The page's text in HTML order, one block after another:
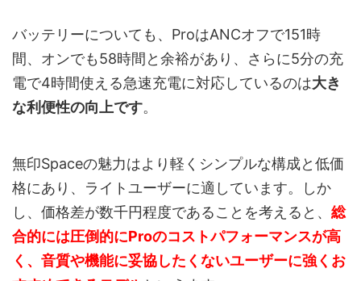
バッテリーについても、ProはANCオフで151時
間、オンでも58時間と余裕があり、さらに5分の充
電で4時間使える急速充電に対応しているのは大き
な利便性の向上です。
無印Spaceの魅力はより軽くシンプルな構成と低価
格にあり、ライトユーザーに適しています。しか
し、価格差が数千円程度であることを考えると、 総
合的には圧倒的にProのコストパフォーマンスが高
く、音質や機能に妥協したくないユーザーに強くお